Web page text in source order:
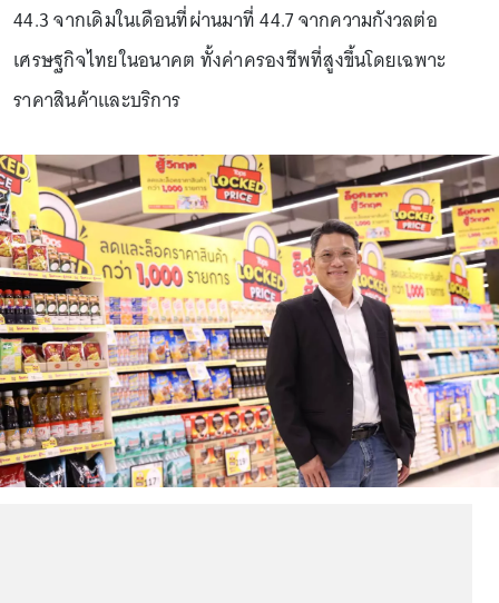
44.3 จากเดิมในเดือนที่ผ่านมาที่ 44.7 จากความกังวลต่อ
เศรษฐกิจไทยในอนาคต ทั้งค่าครองชีพที่สูงขึ้นโดยเฉพาะ
ราคาสินค้าและบริการ